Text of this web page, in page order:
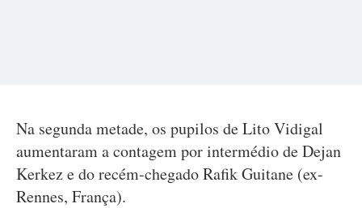
Na segunda metade, os pupilos de Lito Vidigal
aumentaram a contagem por intermédio de Dejan
Kerkez e do recém-chegado Rafik Guitane (ex-
Rennes, França).